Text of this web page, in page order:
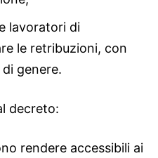
lavoratori di
le retribuzioni, con
genere.
decreto:
rendere accessibili ai